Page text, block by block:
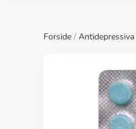
Forside / Antidepressiva